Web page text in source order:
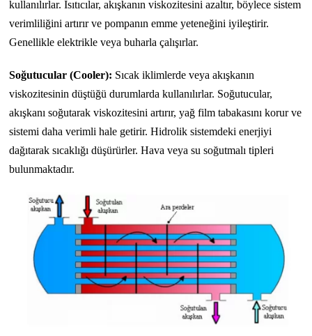
kullanılırlar. Isıtıcılar, akışkanın viskozitesini azaltır, böylece sistem
verimliliğini artırır ve pompanın emme yeteneğini iyileştirir.
Genellikle elektrikle veya buharla çalışırlar.
Soğutucular (Cooler): Sıcak iklimlerde veya akışkanın
viskozitesinin düştüğü durumlarda kullanılırlar. Soğutucular,
akışkanı soğutarak viskozitesini artırır, yağ film tabakasını korur ve
sistemi daha verimli hale getirir. Hidrolik sistemdeki enerjiyi
dağıtarak sıcaklığı düşürürler. Hava veya su soğutmalı tipleri
bulunmaktadır.